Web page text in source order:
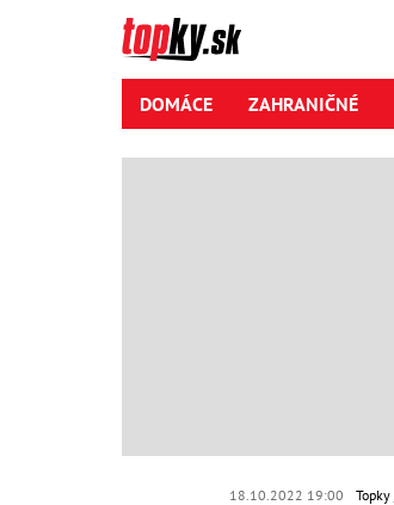
DOMÁCE ZAHRANIČNÉ
18.10.2022 19:00 Topky